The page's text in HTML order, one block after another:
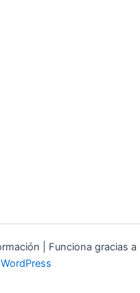
| Funciona gracias a